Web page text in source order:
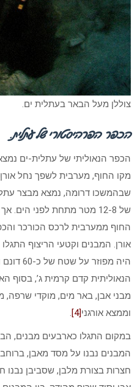
צוללן מעל הבאר בעתלית ים.
הכפר הפרהיסטורי של עתלית.
מקו החוף, מערבית לשפך נחל
שבהמשכו דרומה, נמצא מבצר
של 12-8 מטר מתחת לפני
החוף ממערבית לרכס הכורכר
היה
מבני אבן, באר מים, מוקדי שרפה,
וממצא אורגני[4]
.
במקום התגלו כארבעים מבנים,
חצרות בצורת מלבן, שסביבן נבנו